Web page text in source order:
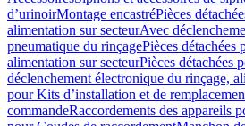
dʼurinoirMontage encastréPièces
alimentation sur secteurAvec
pneumatique du rinçagePièces détachées
alimentation sur secteurPièces détachées
déclenchement électronique du rinçage,
pour Kits d’installation et de
commandeRaccordements des appareils